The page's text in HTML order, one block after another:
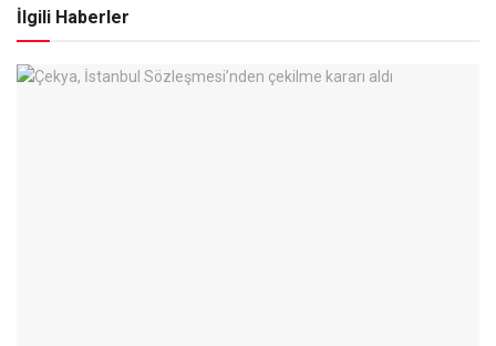
İlgili Haberler